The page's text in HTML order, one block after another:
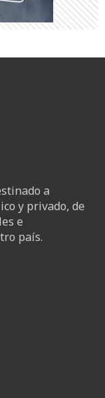
a
y privado, de
e
país.